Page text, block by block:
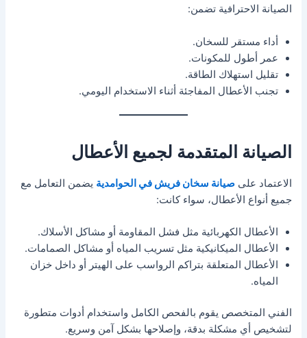
الصيانة الاحترافية تضمن:
أداء مستقر للسخان.
عمر أطول للمكونات.
تقليل استهلاك الطاقة.
تجنب الأعطال المفاجئة أثناء الاستخدام اليومي.
الصيانة المتقدمة لجميع الأعطال
الاعتماد علىصيانة سخان فريش في الحوامدية يضمن التعامل مع
جميع أنواع الأعطال، سواء كانت:
الأعطال الكهربائية مثل فشل المقاومة أو مشاكل الأسلاك.
الأعطال الميكانيكية مثل تسريب المياه أو مشاكل الصمامات.
الأعطال المتعلقة بتراكم الرواسب على الهيتر أو داخل خزان
المياه.
الفني المتخصص يقوم بالفحص الكامل واستخدام أدوات متطورة
لتشخيص أي مشكلة بدقة، وإصلاحها بشكل آمن وسريع.